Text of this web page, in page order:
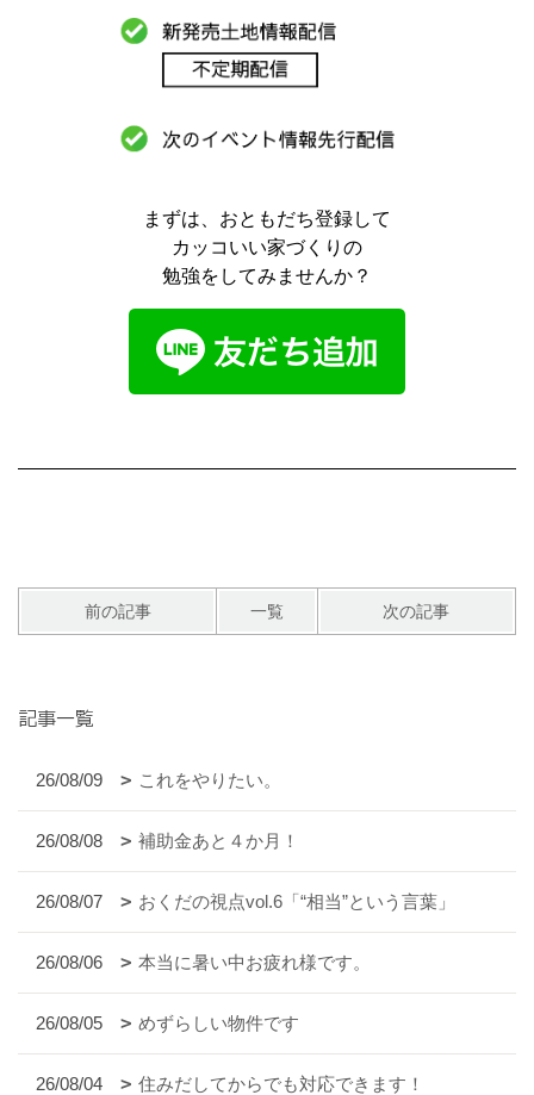
まずは、おともだち登録して
カッコいい家づくりの
勉強をしてみませんか？
前の記事 一覧 次の記事
記事一覧
26/08/09 これをやりたい。
26/08/08 補助金あと４か月！
26/08/07 おくだの視点vol.6「“相当”という言葉」
26/08/06 本当に暑い中お疲れ様です。
26/08/05 めずらしい物件です
26/08/04 住みだしてからでも対応できます！